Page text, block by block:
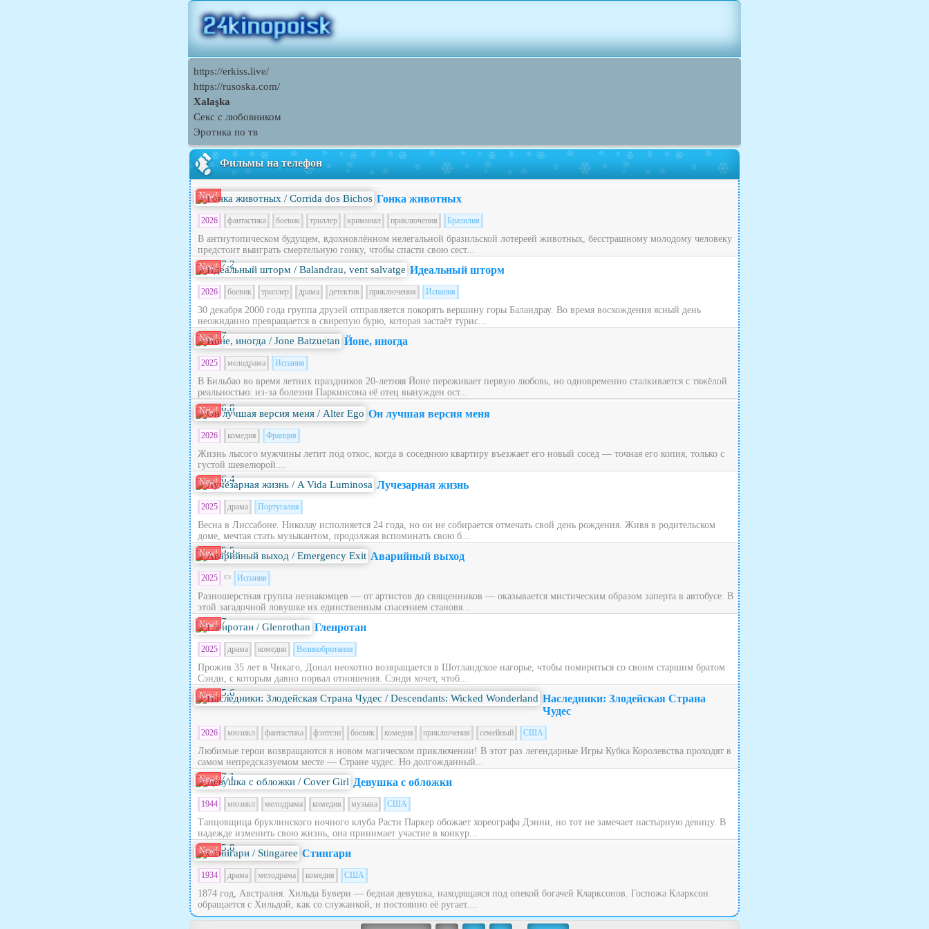
https://erkiss.live/
https://rusoska.com/
Xalaşka
Секс с любовником
Эротика по тв
Фильмы на телефон
New! Гонка животных
2026 фантастика боевик триллер криминал приключения Бразилия
В антиутопическом будущем, вдохновлённом нелегальной бразильской лотереей животных, бесстрашному молодому человеку
предстоит выиграть смертельную гонку, чтобы спасти свою сест...
New! 7.2 Идеальный шторм
2026 боевик триллер драма детектив приключения Испания
30 декабря 2000 года группа друзей отправляется покорять вершину горы Баландрау. Во время восхождения ясный день
неожиданно превращается в свирепую бурю, которая застаёт турис...
New! 7 Йоне, иногда
2025 мелодрама Испания
В Бильбао во время летних праздников 20‑летняя Йоне переживает первую любовь, но одновременно сталкивается с тяжёлой
реальностью: из‑за болезни Паркинсона её отец вынужден ост...
New! 6.8 Он лучшая версия меня
2026 комедия Франция
Жизнь лысого мужчины летит под откос, когда в соседнюю квартиру въезжает его новый сосед — точная его копия, только с
густой шевелюрой....
New! 6.4 Лучезарная жизнь
2025 драма Португалия
Весна в Лиссабоне. Николау исполняется 24 года, но он не собирается отмечать свой день рождения. Живя в родительском
доме, мечтая стать музыкантом, продолжая вспоминать свою б...
New! 5.5 Аварийный выход
2025 Испания
Разношерстная группа незнакомцев — от артистов до священников — оказывается мистическим образом заперта в автобусе. В
этой загадочной ловушке их единственным спасением становя...
New! 7 Гленротан
2025 драма комедия Великобритания
Прожив 35 лет в Чикаго, Донал неохотно возвращается в Шотландское нагорье, чтобы помириться со своим старшим братом
Сэнди, с которым давно порвал отношения. Сэнди хочет, чтоб...
New! 5.6
Наследники: Злодейская Страна
Чудес
2026 мюзикл фантастика фэнтези боевик комедия приключения семейный США
Любимые герои возвращаются в новом магическом приключении! В этот раз легендарные Игры Кубка Королевства проходят в
самом непредсказуемом месте — Стране чудес. Но долгожданный...
New! 7.1 Девушка с обложки
1944 мюзикл мелодрама комедия музыка США
Танцовщица бруклинского ночного клуба Расти Паркер обожает хореографа Дэнни, но тот не замечает настырную девицу. В
надежде изменить свою жизнь, она принимает участие в конкур...
New! 5.8 Стингари
1934 драма мелодрама комедия США
1874 год, Австралия. Хильда Бувери — бедная девушка, находящаяся под опекой богачей Кларксонов. Госпожа Кларксон
обращается с Хильдой, как со служанкой, и постоянно её ругает....